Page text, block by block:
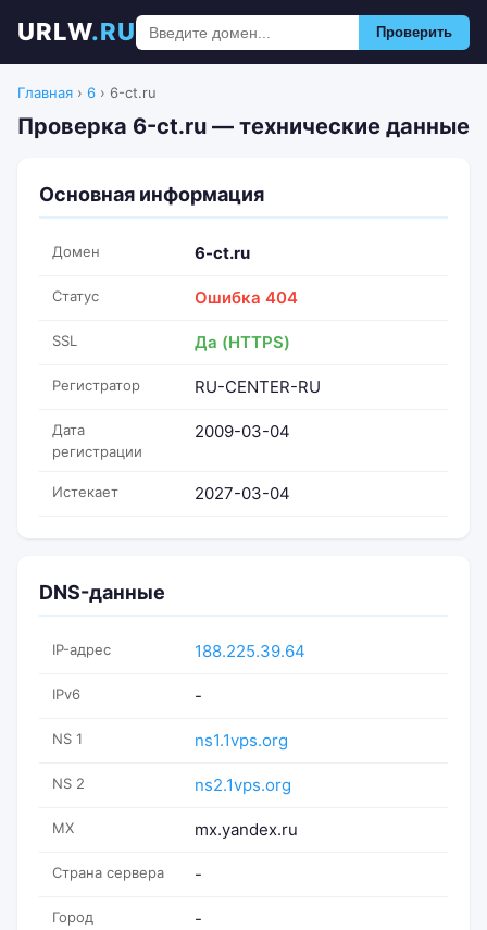
URLW.RU Проверить
Главная › 6 › 6-ct.ru
Проверка 6-ct.ru — технические данные
Основная информация
Домен 6-ct.ru
Статус Ошибка 404
SSL Да (HTTPS)
Регистратор RU-CENTER-RU
Дата
регистрации
2009-03-04
Истекает 2027-03-04
DNS-данные
IP-адрес 188.225.39.64
IPv6 -
NS 1 ns1.1vps.org
NS 2 ns2.1vps.org
MX mx.yandex.ru
Страна сервера -
Город -